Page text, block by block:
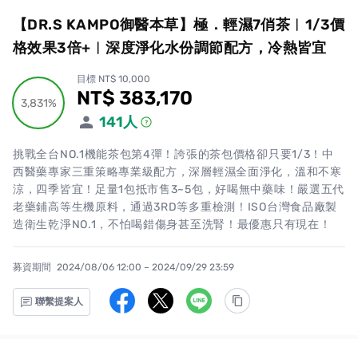
【DR.S KAMPO御醫本草】極．輕濕7俏茶︱1/3價
格效果3倍+︱深度淨化水份調節配方，冷熱皆宜
3,831%
3,831%
目標 NT$ 10,000
累計集資金額
NT$ 383,170
141人
挑戰全台NO.1機能茶包第4彈！誇張的茶包價格卻只要1/3！中
西醫藥專家三重策略專業級配方，深層輕濕全面淨化，溫和不寒
涼，四季皆宜！足量1包抵市售3~5包，好喝無中藥味！嚴選五代
老藥鋪高等生機原料，通過3RD等多重檢測！ISO台灣食品廠製
造衛生乾淨NO.1，不怕喝錯傷身甚至洗腎！最優惠只有現在！
募資期間 2024/08/06 12:00 – 2024/09/29 23:59
聯繫提案人